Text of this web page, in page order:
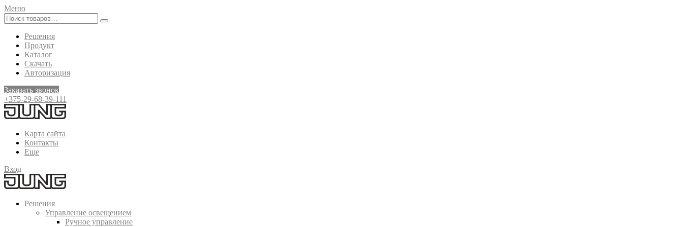
Меню
Решения
Продукт
Каталог
Скачать
Авторизация
Заказать звонок
+375-29-68-39-111
Карта сайта
Контакты
Еще
Вход
Решения
Управление освещением
Ручное управление